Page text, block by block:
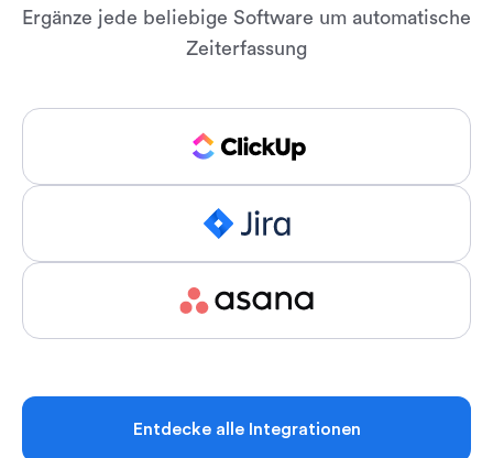
Ergänze jede beliebige Software um automatische
Zeiterfassung
Entdecke alle Integrationen